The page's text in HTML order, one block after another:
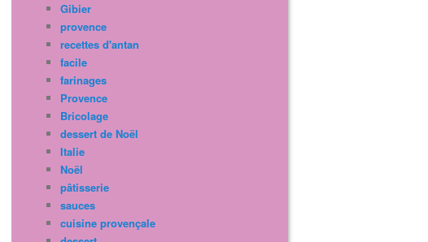
Gibier
provence
recettes d'antan
facile
farinages
Provence
Bricolage
dessert de Noël
Italie
Noël
pâtisserie
sauces
cuisine provençale